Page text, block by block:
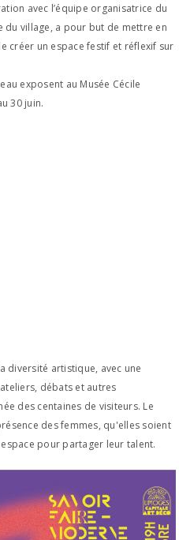
avec l’équipe organisatrice du
du village, a pour but de mettre en
créer un espace festif et réflexif sur
exposent au Musée Cécile
30 juin.
diversité artistique, avec une
débats et autres
des centaines de visiteurs. Le
des femmes, qu'elles soient
pour partager leur talent.